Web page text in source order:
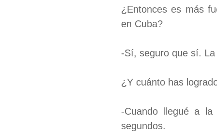
¿Entonces es más
en Cuba?
-Sí, seguro que sí.
¿Y cuánto has
-Cuando llegué a
segundos.